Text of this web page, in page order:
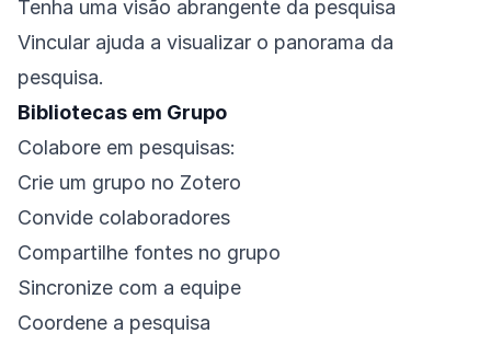
Tenha uma visão abrangente da pesquisa
Vincular ajuda a visualizar o panorama da
pesquisa.
Bibliotecas em Grupo
Colabore em pesquisas:
Crie um grupo no Zotero
Convide colaboradores
Compartilhe fontes no grupo
Sincronize com a equipe
Coordene a pesquisa